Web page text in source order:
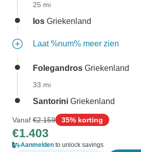
25 mi
Ios Griekenland
Laat %num% meer zien
Folegandros Griekenland
33 mi
Santorini Griekenland
Vanaf €2.159 35% korting
€1.403
Aanmelden to unlock savings